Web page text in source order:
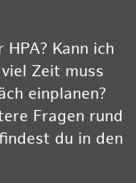
Kann ich
Zeit muss
einplanen?
Fragen rund
du in den